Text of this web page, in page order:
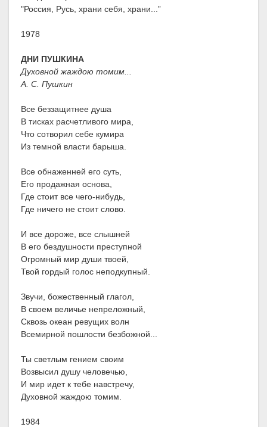
"Россия, Русь, храни себя, храни...”
1978
ДНИ ПУШКИНА
Духовной жаждою томим...
А. С. Пушкин
Все беззащитнее душа
В тисках расчетливого мира,
Что сотворил себе кумира
Из темной власти барыша.
Все обнаженней его суть,
Его продажная основа,
Где стоит все чего-нибудь,
Где ничего не стоит слово.
И все дороже, все слышней
В его бездушности преступной
Огромный мир души твоей,
Твой гордый голос неподкупный.
Звучи, божественный глагол,
В своем величье непреложный,
Сквозь океан ревущих волн
Всемирной пошлости безбожной...
Ты светлым гением своим
Возвысил душу человечью,
И мир идет к тебе навстречу,
Духовной жаждою томим.
1984